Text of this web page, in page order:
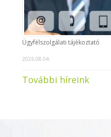
Ügyfélszolgálati tájékoztató
2026.08.04.
További híreink